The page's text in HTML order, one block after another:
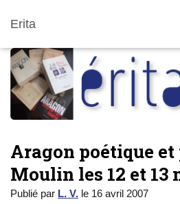
Erita
Aragon poétique
Moulin les 12 et 13
Publié par L. V. le 16 avril 2007